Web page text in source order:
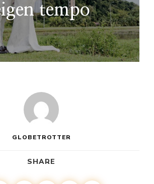
tempo
GLOBETROTTER
SHARE